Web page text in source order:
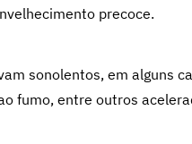
precoce.
sonolentos, em alguns
fumo, entre outros